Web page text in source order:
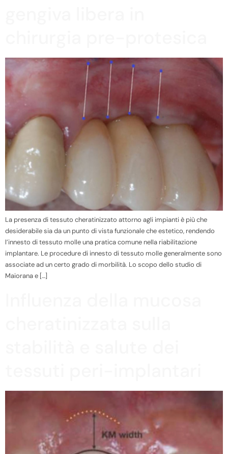
La presenza di tessuto cheratinizzato attorno agli impianti è più che
desiderabile sia da un punto di vista funzionale che estetico, rendendo
l’innesto di tessuto molle una pratica comune nella riabilitazione
implantare. Le procedure di innesto di tessuto molle generalmente sono
associate ad un certo grado di morbilità. Lo scopo dello studio di
Maiorana e […]